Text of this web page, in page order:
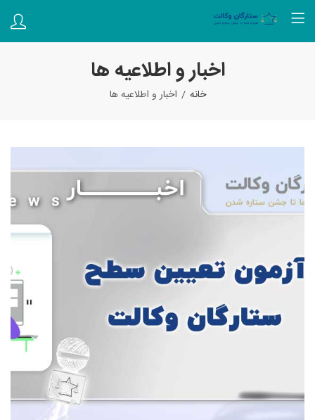
اخبار و اطلاعیه ها
خانه اخبار و اطلاعیه ها